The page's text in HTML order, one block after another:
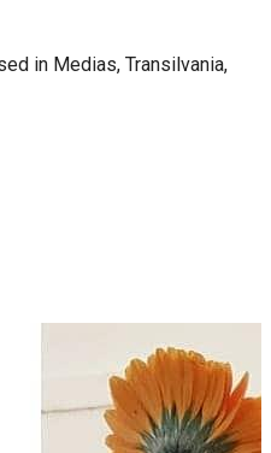
in Medias, Transilvania,